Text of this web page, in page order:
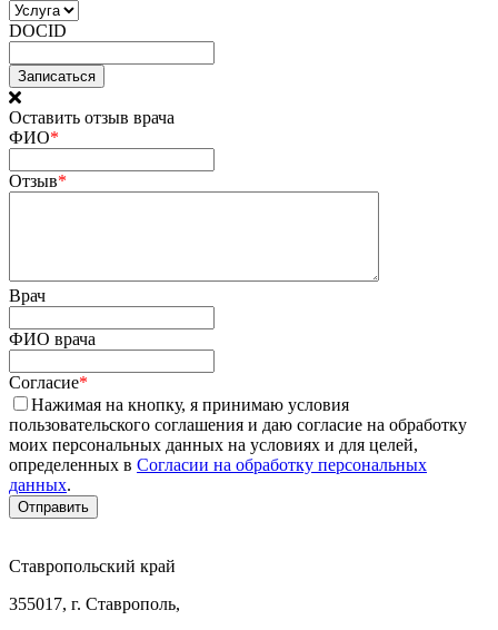
DOCID
Оставить отзыв врача
ФИО*
Отзыв*
Врач
ФИО врача
Согласие*
Нажимая на кнопку, я принимаю условия
пользовательского соглашения и даю согласие на обработку
моих персональных данных на условиях и для целей,
определенных в Согласии на обработку персональных
данных.
Ставропольский край
355017, г. Ставрополь,